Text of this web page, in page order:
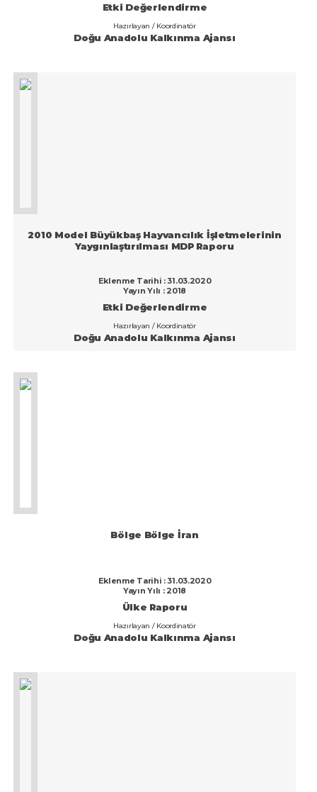
Etki Değerlendirme
Hazırlayan / Koordinatör
Doğu Anadolu Kalkınma Ajansı
2010 Model Büyükbaş Hayvancılık İşletmelerinin
Yaygınlaştırılması MDP Raporu
Eklenme Tarihi : 31.03.2020
Yayın Yılı : 2018
Etki Değerlendirme
Hazırlayan / Koordinatör
Doğu Anadolu Kalkınma Ajansı
Bölge Bölge İran
Eklenme Tarihi : 31.03.2020
Yayın Yılı : 2018
Ülke Raporu
Hazırlayan / Koordinatör
Doğu Anadolu Kalkınma Ajansı